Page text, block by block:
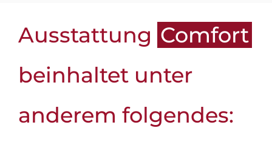
Ausstattung Comfort
beinhaltet unter
anderem folgendes: